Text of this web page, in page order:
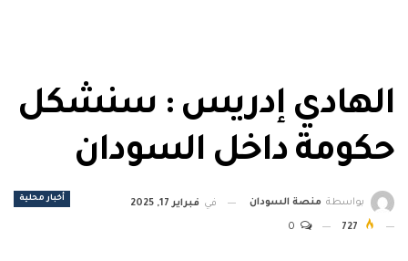
الهادي إدريس : سنشكل
حكومة داخل السودان
أخبار محلية بواسطة منصة السودان في فبراير 17, 2025
727